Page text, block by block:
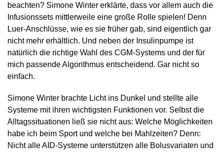
beachten? Simone Winter erklärte, dass vor allem auch die
Infusionssets mittlerweile eine große Rolle spielen! Denn
Luer-Anschlüsse, wie es sie früher gab, sind eigentlich gar
nicht mehr erhältlich. Und neben der Insulinpumpe ist
natürlich die richtige Wahl des CGM-Systems und der für
mich passende Algorithmus entscheidend. Gar nicht so
einfach.
Simone Winter brachte Licht ins Dunkel und stellte alle
Systeme mit ihren wichtigsten Funktionen vor. Selbst die
Alltagssituationen ließ sie nicht aus: Welche Möglichkeiten
habe ich beim Sport und welche bei Mahlzeiten? Denn:
Nicht alle AID-Systeme unterstützen alle Bolusvariaten und